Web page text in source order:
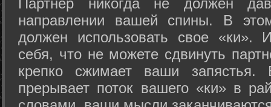
Партнер никогда не должен
направлении вашей спины. В
должен использовать свое «ки».
себя, что не можете сдвинуть
крепко сжимает ваши запястья.
прерывает поток вашего «ки» в